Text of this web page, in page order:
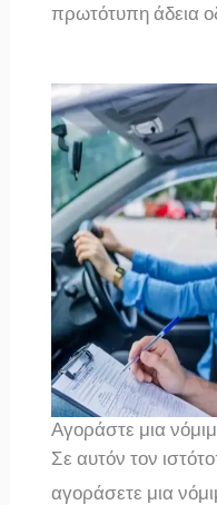
πρωτότυπη άδεια
Αγοράστε μια
Σε αυτόν τον
αγοράσετε μια